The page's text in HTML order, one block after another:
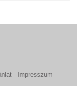
Impresszum